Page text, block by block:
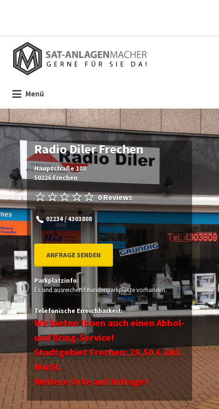
Suchen
nach:
Menü
Radio Diler Frechen
Hauptstraße 108
50226 Frechen
0 Reviews
02234 / 4303808
ANFRAGE SENDEN
Parkplatzinfo:
Es sind ausreichend Kundenparkplätze vorhanden.
Telefonische Erreichbarkeit:
Wir bieten Ihnen auch einen Abhol-
und Bring-Service!
Stadtgebiet Frechen: 29,50 € inkl.
MwSt.
Weitere Orte auf Anfrage!